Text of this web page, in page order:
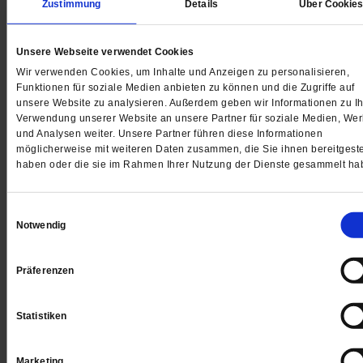
Zustimmung Details Über Cookies
Unsere Webseite verwendet Cookies
Wir verwenden Cookies, um Inhalte und Anzeigen zu personalisieren,
Funktionen für soziale Medien anbieten zu können und die Zugriffe auf
unsere Website zu analysieren. Außerdem geben wir Informationen zu
Verwendung unserer Website an unsere Partner für soziale Medien,
und Analysen weiter. Unsere Partner führen diese Informationen
möglicherweise mit weiteren Daten zusammen, die Sie ihnen
haben oder die sie im Rahmen Ihrer Nutzung der Dienste gesammelt
Notwendig
Präferenzen
Statistiken
Lieferkettengesetz
»Mein Engagement hat großen
Janvi Devi engagiert sich bei der BUND-Jugend. Hier
erzählt sie, warum sie die Hoffnung nicht aufgibt,
Gesetz bald EU-weit in Kraft tritt. /mehr
von Anke Lübbert
Falsche Prioritäten, richtige Richtung
Das Geld schien wieder wichtiger zu sein als die
den Kampf für Rechtsstaatlichkeit. Dennoch wird der
vonAlexander Schwabe